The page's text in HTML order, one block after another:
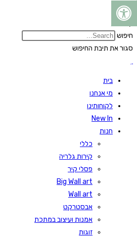
Skip
to
content
חיפוש
חיפוש
סגור את תיבת החיפוש
בית
מי אנחנו
לקוחותינו
New In
חנות
כללי
קירות גלריה
פסלי קיר
Big Wall art
Wall art
אבסטרקט
אמנות ועיצוב במתכת
זוגות